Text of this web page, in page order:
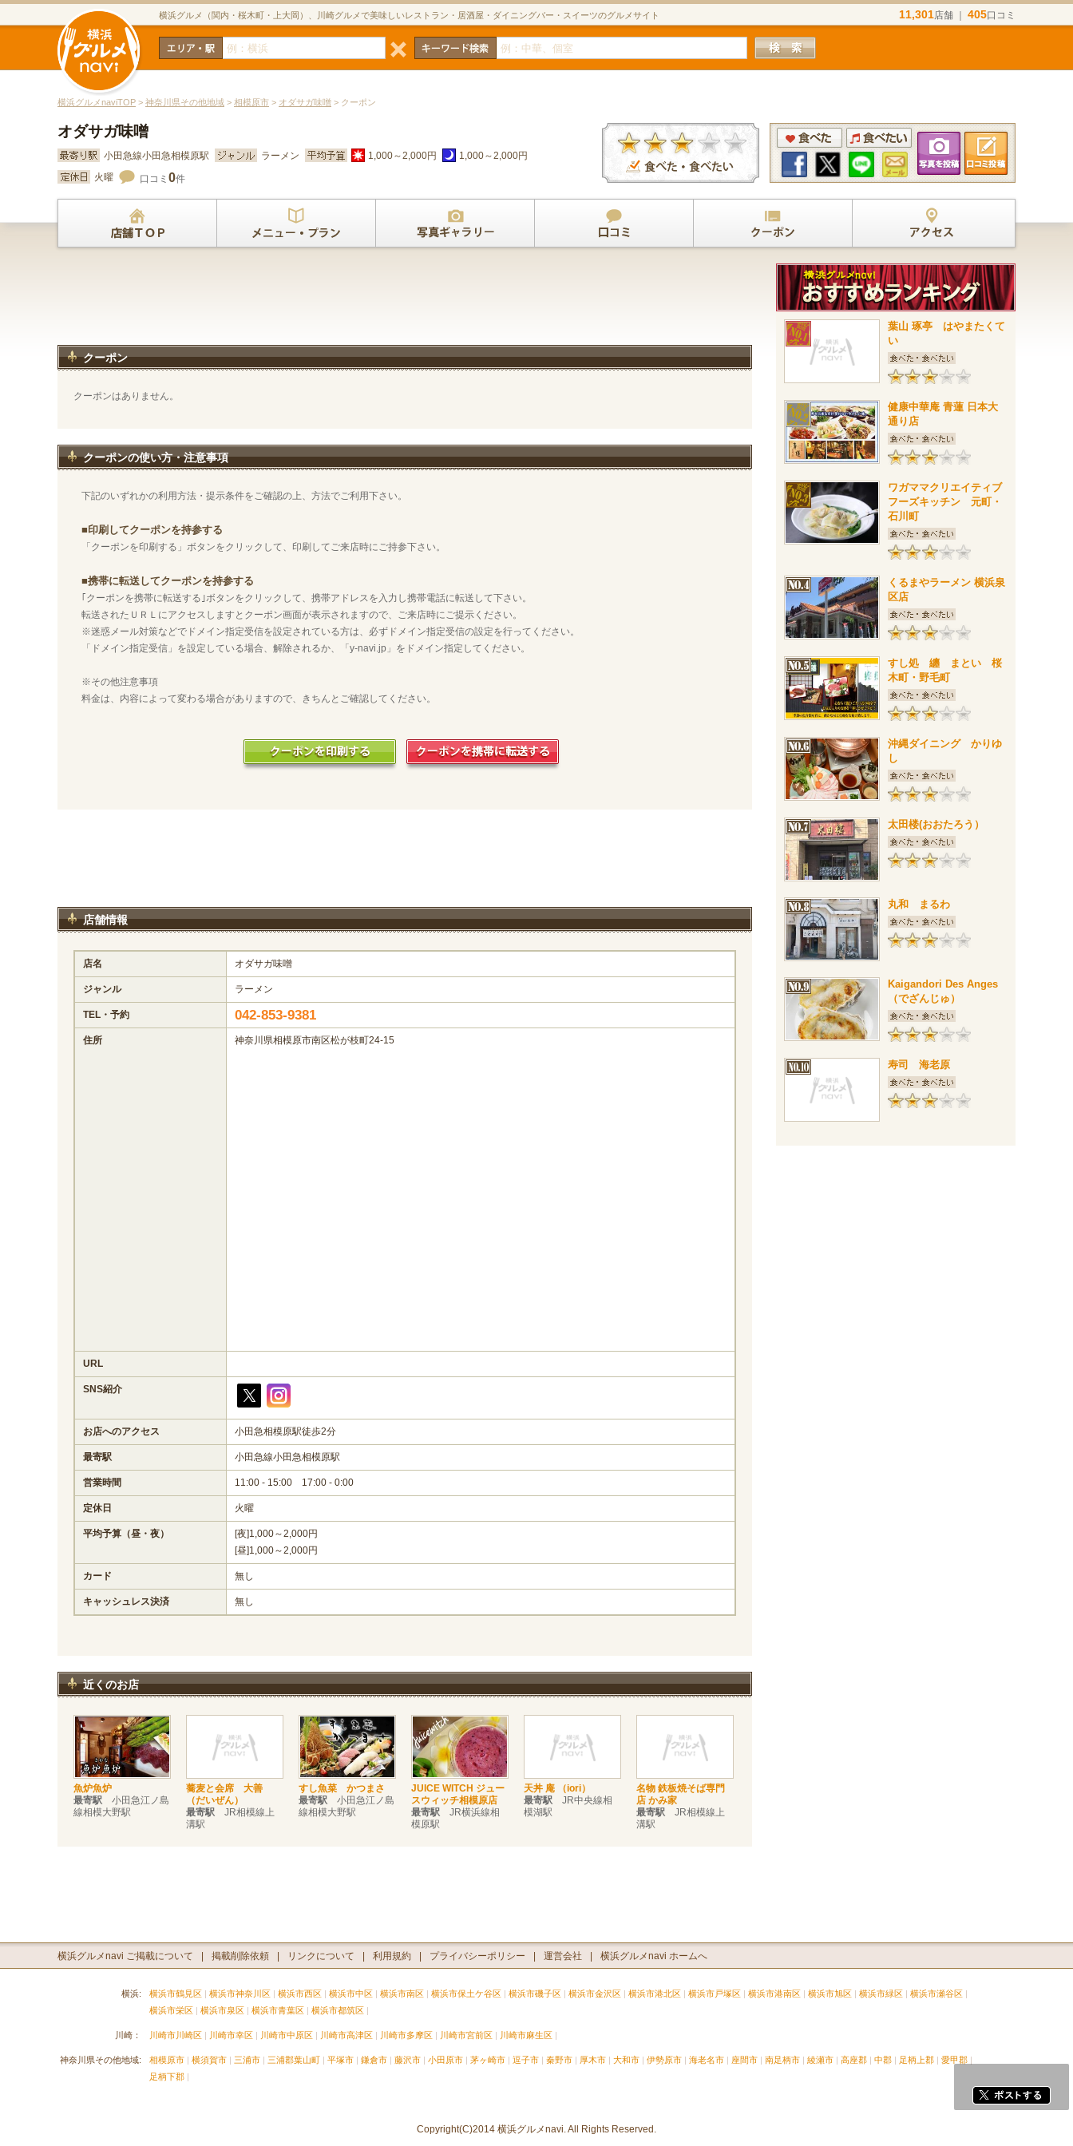
11,301店舗 ｜ 405口コミ
横浜グルメ（関内・桜木町・上大岡）、川崎グルメで美味しいレストラン・居酒屋・ダイニングバー・スイーツのグルメサイト
横浜グルメnaviTOP > 神奈川県その他地域 > 相模原市 > オダサガ味噌 > クーポン
オダサガ味噌
小田急線小田急相模原駅 ラーメン 1,000～2,000円
1,000～2,000円
火曜
口コミ 0件
クーポン
クーポンはありません。
クーポンの使い方・注意事項
下記のいずれかの利用方法・提示条件をご確認の上、方法でご利用下さい。
■印刷してクーポンを持参する
「クーポンを印刷する」ボタンをクリックして、印刷してご来店時にご持参下さい。
■携帯に転送してクーポンを持参する
｢クーポンを携帯に転送する｣ボタンをクリックして、携帯アドレスを入力し携帯電話に転送して下さい。
転送されたＵＲＬにアクセスしますとクーポン画面が表示されますので、ご来店時にご提示ください。
※迷惑メール対策などでドメイン指定受信を設定されている方は、必ずドメイン指定受信の設定を行ってください。
「ドメイン指定受信」を設定している場合、解除されるか、「y-navi.jp」をドメイン指定してください。
※その他注意事項
料金は、内容によって変わる場合がありますので、きちんとご確認してください。
店舗情報
店名 オダサガ味噌
ジャンル ラーメン
TEL・予約 042-853-9381
住所 神奈川県相模原市南区松が枝町24-15
URL
SNS紹介
お店へのアクセス 小田急相模原駅徒歩2分
最寄駅 小田急線小田急相模原駅
営業時間 11:00 - 15:00 17:00 - 0:00
定休日 火曜
平均予算（昼・夜）
[夜]1,000～2,000円
[昼]1,000～2,000円
カード 無し
キャッシュレス決済 無し
近くのお店
魚炉魚炉
最寄駅 小田急江ノ島
線相模大野駅
蕎麦と会席 大善
（だいぜん）
最寄駅 JR相模線上
溝駅
すし魚菜 かつまさ
最寄駅 小田急江ノ島
線相模大野駅
JUICE WITCH ジュー
スウィッチ相模原店
最寄駅 JR横浜線相
模原駅
天丼 庵 （iori）
最寄駅 JR中央線相
模湖駅
名物 鉄板焼そば専門
店 かみ家
最寄駅 JR相模線上
溝駅
葉山 琢亭 はやまたくて
い
健康中華庵 青蓮 日本大
通り店
ワガママクリエイティブ
フーズキッチン 元町・
石川町
くるまやラーメン 横浜泉
区店
すし処 纏 まとい 桜
木町・野毛町
沖縄ダイニング かりゆ
し
太田楼(おおたろう）
丸和 まるわ
Kaigandori Des Anges
（でざんじゅ）
寿司 海老原
横浜グルメnavi ご掲載について 掲載削除依頼 リンクについて 利用規約 プライバシーポリシー 運営会社 横浜グルメnavi ホームへ
横浜: 横浜市鶴見区 横浜市神奈川区 横浜市西区 横浜市中区 横浜市南区 横浜市保土ケ谷区 横浜市磯子区 横浜市金沢区 横浜市港北区 横浜市戸塚区 横浜市港南区 横浜市旭区 横浜市緑区
横浜市瀬谷区
横浜市栄区
横浜市泉区 横浜市青葉区 横浜市都筑区
川崎： 川崎市川崎区 川崎市幸区 川崎市中原区 川崎市高津区 川崎市多摩区 川崎市宮前区 川崎市麻生区
神奈川県その他地域: 相模原市 横須賀市 三浦市 三浦郡葉山町 平塚市 鎌倉市 藤沢市 小田原市 茅ヶ崎市 逗子市 秦野市 厚木市 大和市 伊勢原市 海老名市 座間市 南足柄市 綾瀬市 高座郡 中郡 足柄上郡
愛甲郡
足柄下郡
Copyright(C)2014 横浜グルメnavi. All Rights Reserved.